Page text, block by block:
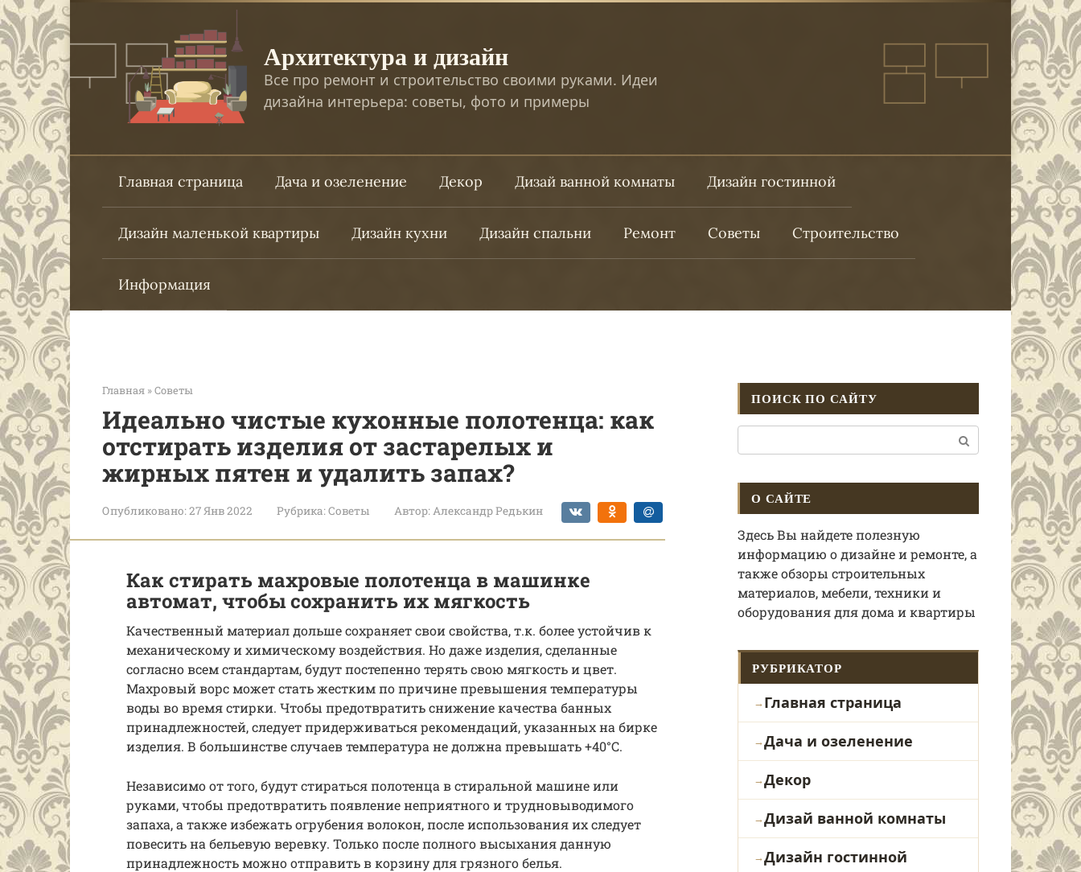
Перейти
к
контенту
Архитектура и дизайн
Все про ремонт и строительство своими руками. Идеи
дизайна интерьера: советы, фото и примеры
Главная страница Дача и озеленение Декор Дизай ванной комнаты Дизайн гостинной
Дизайн маленькой квартиры Дизайн кухни Дизайн спальни Ремонт Советы Строительство
Информация
Главная »Советы
Идеально чистые кухонные полотенца: как
отстирать изделия от застарелых и
жирных пятен и удалить запах?
Опубликовано:27 Янв 2022 Рубрика:Советы Автор:Александр Редькин
Как стирать махровые полотенца в машинке
автомат, чтобы сохранить их мягкость
Качественный материал дольше сохраняет свои свойства, т.к. более устойчив к
механическому и химическому воздействия. Но даже изделия, сделанные
согласно всем стандартам, будут постепенно терять свою мягкость и цвет.
Махровый ворс может стать жестким по причине превышения температуры
воды во время стирки. Чтобы предотвратить снижение качества банных
принадлежностей, следует придерживаться рекомендаций, указанных на бирке
изделия. В большинстве случаев температура не должна превышать +40°C.
Независимо от того, будут стираться полотенца в стиральной машине или
руками, чтобы предотвратить появление неприятного и трудновыводимого
запаха, а также избежать огрубения волокон, после использования их следует
повесить на бельевую веревку. Только после полного высыхания данную
принадлежность можно отправить в корзину для грязного белья.
ПОИСК ПО САЙТУ
О САЙТЕ
Здесь Вы найдете полезную
информацию о дизайне и ремонте, а
также обзоры строительных
материалов, мебели, техники и
оборудования для дома и квартиры
РУБРИКАТОР
Главная страница
Дача и озеленение
Декор
Дизай ванной комнаты
Дизайн гостинной